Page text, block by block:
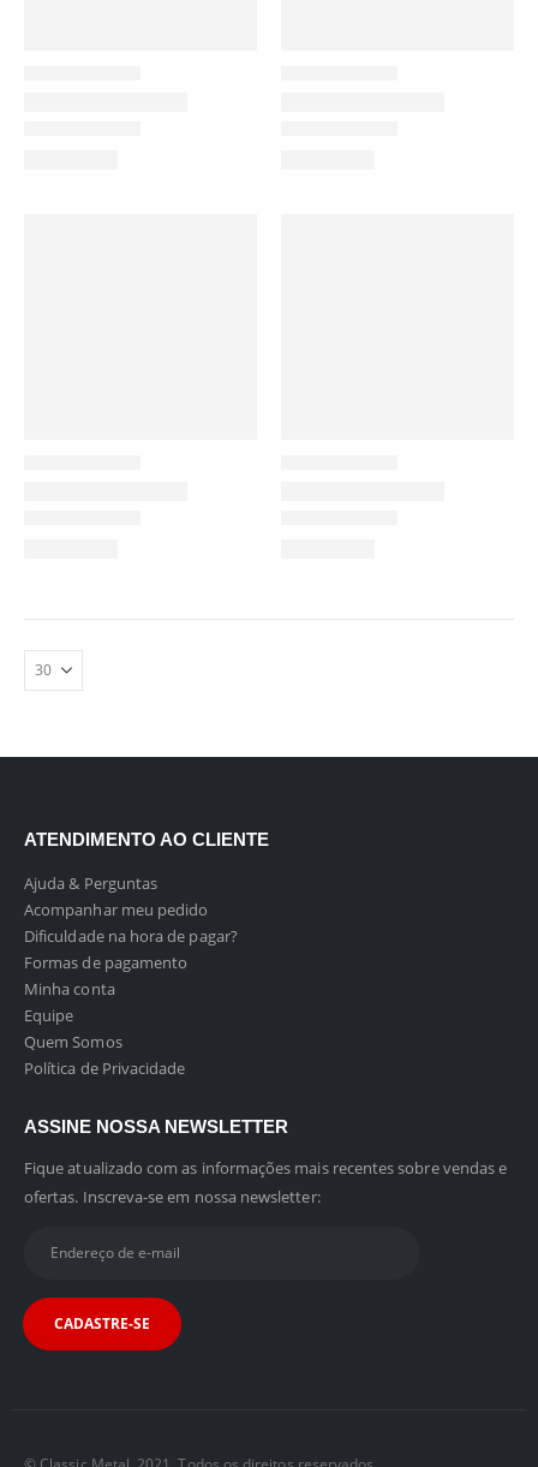
ATENDIMENTO AO CLIENTE
Ajuda & Perguntas
Acompanhar meu pedido
Dificuldade na hora de pagar?
Formas de pagamento
Minha conta
Equipe
Quem Somos
Política de Privacidade
ASSINE NOSSA NEWSLETTER
Fique atualizado com as informações mais recentes sobre vendas e
ofertas. Inscreva-se em nossa newsletter: